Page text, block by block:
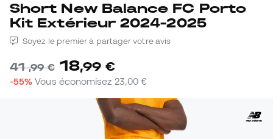
Short New Balance FC Porto
Kit Extérieur 2024-2025
Soyez le premier à partager votre avis
41,99 € 18,99 €
-55% Vous économisez 23,00 €